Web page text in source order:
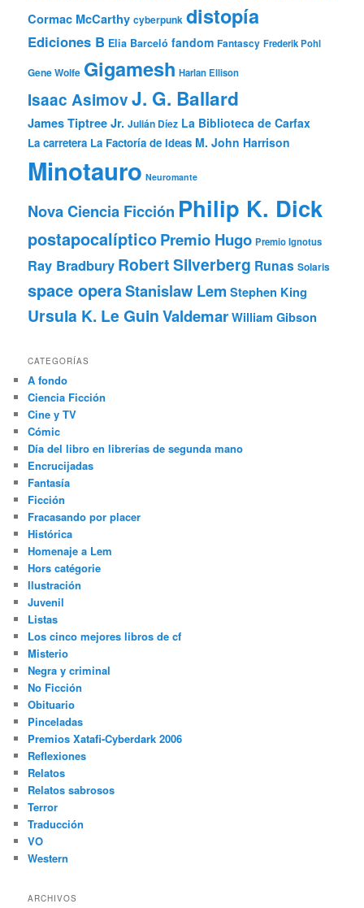
Cormac McCarthy cyberpunk distopía
Ediciones B Elia Barceló fandom Fantascy Frederik Pohl
Gene Wolfe Gigamesh Harlan Ellison
Isaac AsimovJ. G. Ballard
James Tiptree Jr. Julián Díez La Biblioteca de Carfax
La carretera La Factoría de Ideas M. John Harrison
Minotauro Neuromante
Nova Ciencia Ficción Philip K. Dick
postapocalípticoPremio Hugo Premio Ignotus
Ray Bradbury Robert Silverberg Runas Solaris
space operaStanislaw Lem Stephen King
Ursula K. Le GuinValdemarWilliam Gibson
CATEGORÍAS
A fondo
Ciencia Ficción
Cine y TV
Cómic
Día del libro en librerías de segunda mano
Encrucijadas
Fantasía
Ficción
Fracasando por placer
Histórica
Homenaje a Lem
Hors catégorie
Ilustración
Juvenil
Listas
Los cinco mejores libros de cf
Misterio
Negra y criminal
No Ficción
Obituario
Pinceladas
Premios Xatafi-Cyberdark 2006
Reflexiones
Relatos
Relatos sabrosos
Terror
Traducción
VO
Western
ARCHIVOS